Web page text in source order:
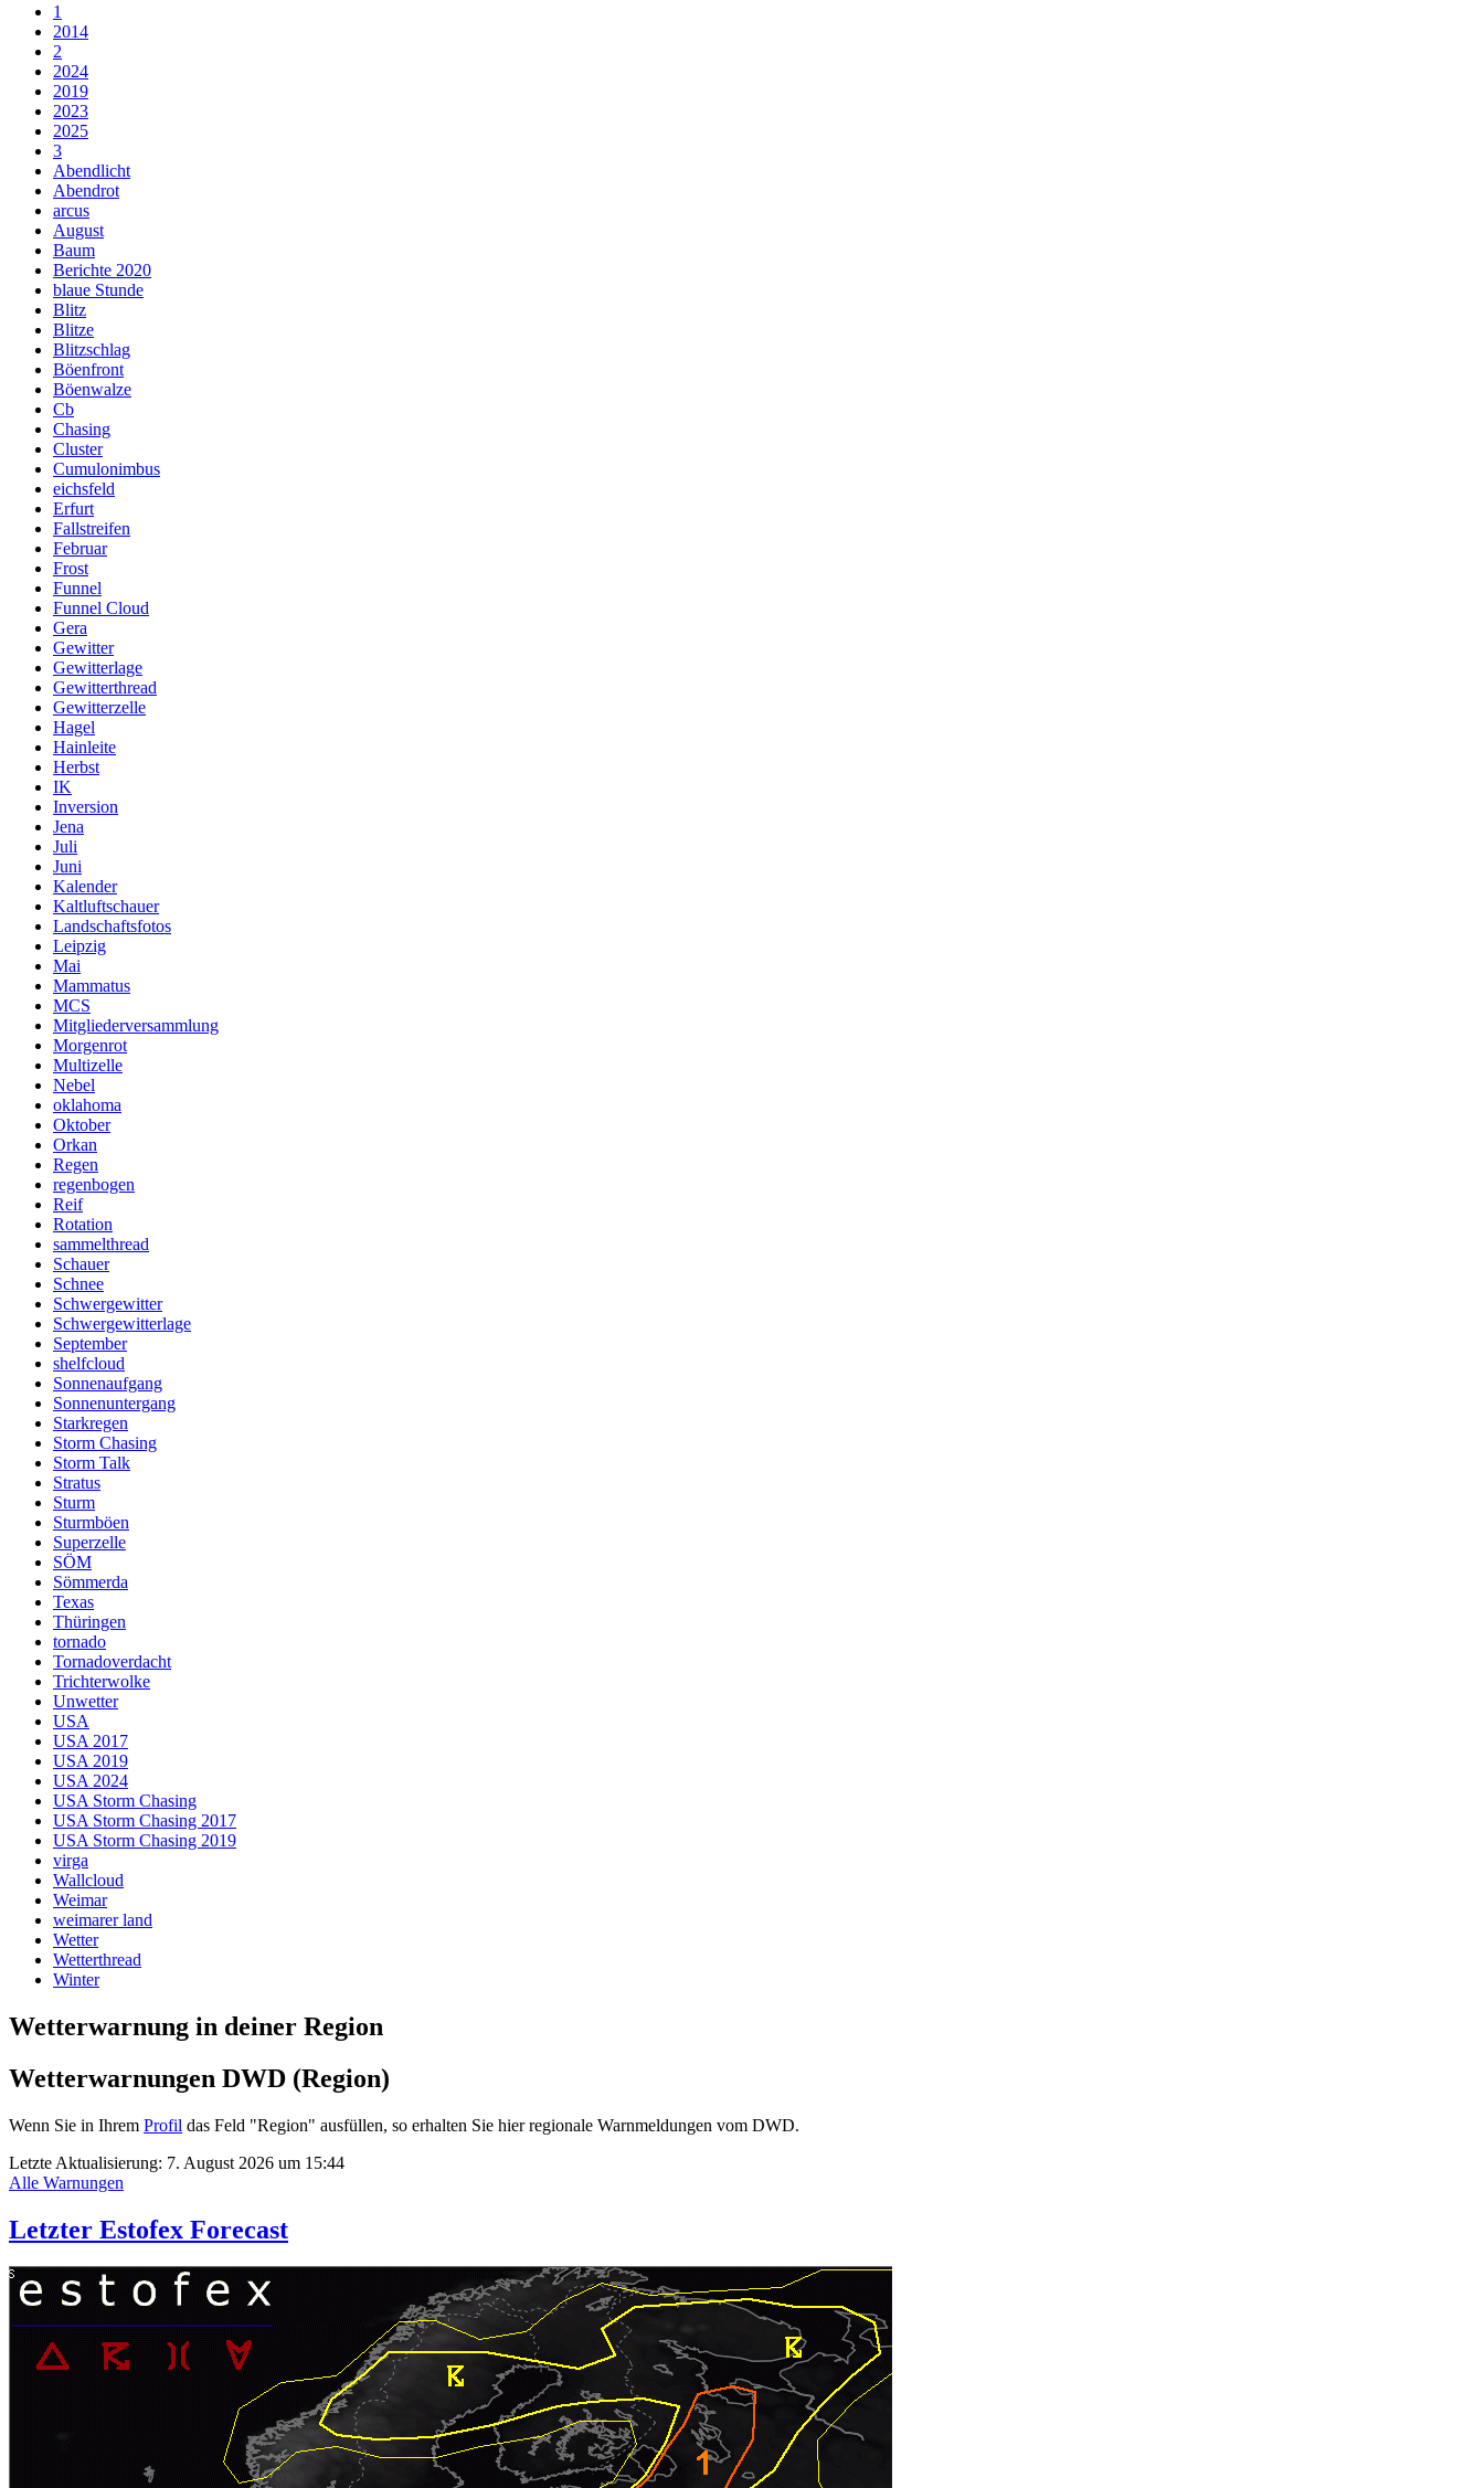
1
2014
2
2024
2019
2023
2025
3
Abendlicht
Abendrot
arcus
August
Baum
Berichte 2020
blaue Stunde
Blitz
Blitze
Blitzschlag
Böenfront
Böenwalze
Cb
Chasing
Cluster
Cumulonimbus
eichsfeld
Erfurt
Fallstreifen
Februar
Frost
Funnel
Funnel Cloud
Gera
Gewitter
Gewitterlage
Gewitterthread
Gewitterzelle
Hagel
Hainleite
Herbst
IK
Inversion
Jena
Juli
Juni
Kalender
Kaltluftschauer
Landschaftsfotos
Leipzig
Mai
Mammatus
MCS
Mitgliederversammlung
Morgenrot
Multizelle
Nebel
oklahoma
Oktober
Orkan
Regen
regenbogen
Reif
Rotation
sammelthread
Schauer
Schnee
Schwergewitter
Schwergewitterlage
September
shelfcloud
Sonnenaufgang
Sonnenuntergang
Starkregen
Storm Chasing
Storm Talk
Stratus
Sturm
Sturmböen
Superzelle
SÖM
Sömmerda
Texas
Thüringen
tornado
Tornadoverdacht
Trichterwolke
Unwetter
USA
USA 2017
USA 2019
USA 2024
USA Storm Chasing
USA Storm Chasing 2017
USA Storm Chasing 2019
virga
Wallcloud
Weimar
weimarer land
Wetter
Wetterthread
Winter
Wetterwarnung in deiner Region
Wetterwarnungen DWD (Region)
Wenn Sie in Ihrem Profil das Feld "Region" ausfüllen, so erhalten Sie hier regionale Warnmeldungen vom DWD.
Letzte Aktualisierung: 7. August 2026 um 15:44
Alle Warnungen
Letzter Estofex Forecast